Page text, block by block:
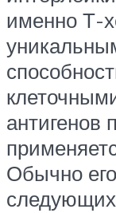
именно Т-
антигенов
Обычно